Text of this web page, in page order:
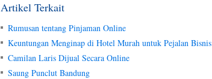
Artikel Terkait
Rumusan tentang Pinjaman Online
Keuntungan Menginap di Hotel Murah untuk Pejalan Bisnis
Camilan Laris Dijual Secara Online
Saung Punclut Bandung